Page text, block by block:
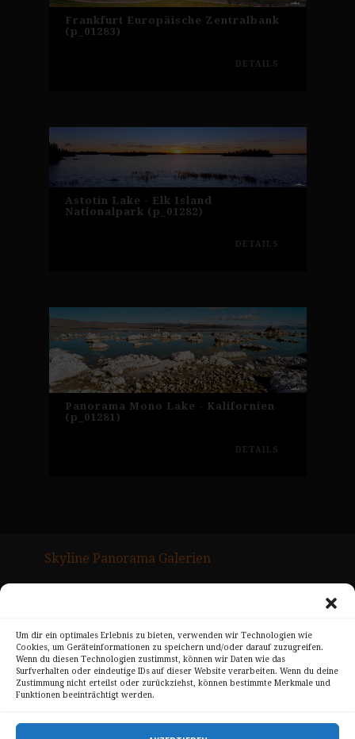
Um dir ein optimales Erlebnis zu bieten, verwenden wir Technologien wie
Cookies, um Geräteinformationen zu speichern und/oder darauf zuzugreifen.
Wenn du diesen Technologien zustimmst, können wir Daten wie das
Surfverhalten oder eindeutige IDs auf dieser Website verarbeiten. Wenn du deine
Zustimmung nicht erteilst oder zurückziehst, können bestimmte Merkmale und
Funktionen beeinträchtigt werden.
Frankfurt Europäische Zentralbank
(p_01283)
DETAILS
Astotin Lake - Elk Island
Nationalpark (p_01282)
DETAILS
Panorama Mono Lake - Kalifornien
(p_01281)
DETAILS
Skyline Panorama Galerien
Kontakt
Alle Bilder unterliegen dem Urheberrecht von
Sebastian Trandafir